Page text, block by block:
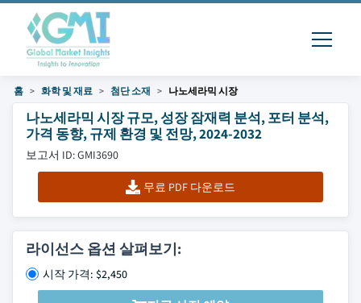
홈 화학 및 재료 첨단 소재 나노세라믹 시장
나노세라믹 시장 규모, 성장 잠재력 분석, 포터 분석,
가격 동향, 규제 환경 및 전망, 2024-2032
보고서 ID: GMI3690
무료 PDF 다운로드
라이선스 옵션 살펴보기:
시작 가격: $2,450